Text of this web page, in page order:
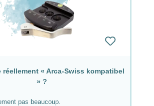
« Arca-Swiss kompatibel
» ?
pas beaucoup.